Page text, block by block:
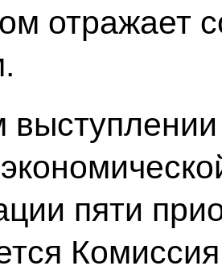
отражает
выступлении
пяти